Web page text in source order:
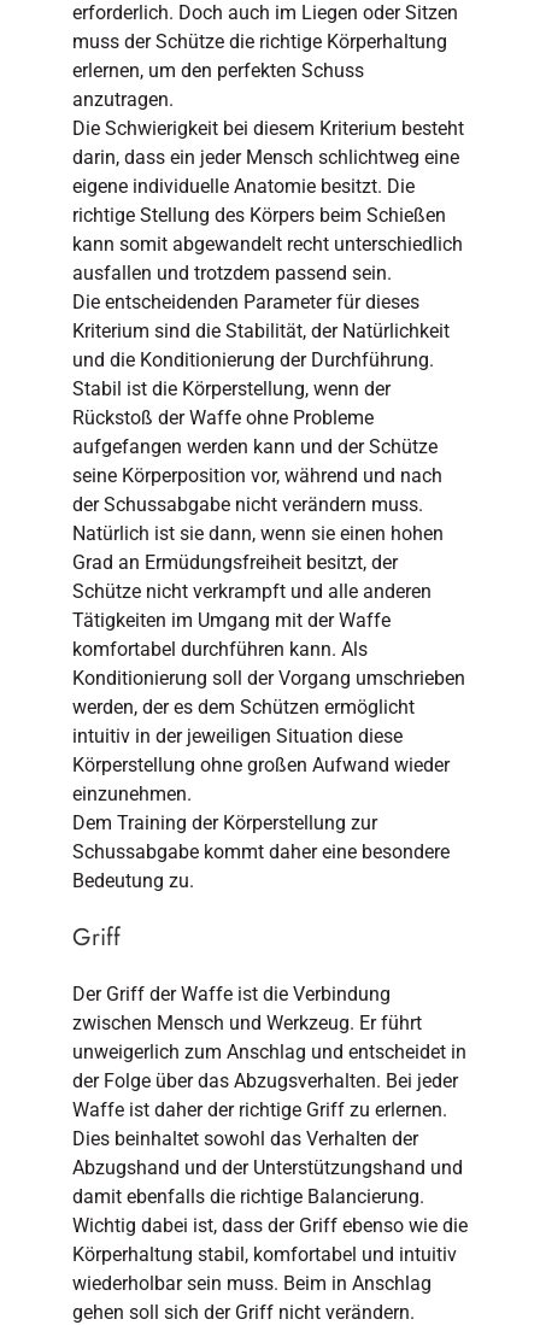
erforderlich. Doch auch im Liegen oder Sitzen
muss der Schütze die richtige Körperhaltung
erlernen, um den perfekten Schuss
anzutragen.
Die Schwierigkeit bei diesem Kriterium besteht
darin, dass ein jeder Mensch schlichtweg eine
eigene individuelle Anatomie besitzt. Die
richtige Stellung des Körpers beim Schießen
kann somit abgewandelt recht unterschiedlich
ausfallen und trotzdem passend sein.
Die entscheidenden Parameter für dieses
Kriterium sind die Stabilität, der Natürlichkeit
und die Konditionierung der Durchführung.
Stabil ist die Körperstellung, wenn der
Rückstoß der Waffe ohne Probleme
aufgefangen werden kann und der Schütze
seine Körperposition vor, während und nach
der Schussabgabe nicht verändern muss.
Natürlich ist sie dann, wenn sie einen hohen
Grad an Ermüdungsfreiheit besitzt, der
Schütze nicht verkrampft und alle anderen
Tätigkeiten im Umgang mit der Waffe
komfortabel durchführen kann. Als
Konditionierung soll der Vorgang umschrieben
werden, der es dem Schützen ermöglicht
intuitiv in der jeweiligen Situation diese
Körperstellung ohne großen Aufwand wieder
einzunehmen.
Dem Training der Körperstellung zur
Schussabgabe kommt daher eine besondere
Bedeutung zu.
Griff
Der Griff der Waffe ist die Verbindung
zwischen Mensch und Werkzeug. Er führt
unweigerlich zum Anschlag und entscheidet in
der Folge über das Abzugsverhalten. Bei jeder
Waffe ist daher der richtige Griff zu erlernen.
Dies beinhaltet sowohl das Verhalten der
Abzugshand und der Unterstützungshand und
damit ebenfalls die richtige Balancierung.
Wichtig dabei ist, dass der Griff ebenso wie die
Körperhaltung stabil, komfortabel und intuitiv
wiederholbar sein muss. Beim in Anschlag
gehen soll sich der Griff nicht verändern.